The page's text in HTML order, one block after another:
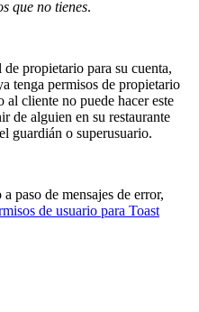
que no tienes.
propietario para su cuenta,
tenga permisos de propietario
cliente no puede hacer este
de alguien en su restaurante
guardián o superusuario.
paso de mensajes de error,
de usuario para Toast